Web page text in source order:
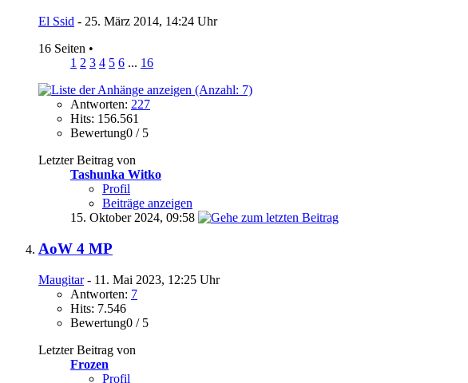
El Ssid - 25. März 2014, 14:24 Uhr
16 Seiten •
1 2 3 4 5 6 ... 16
Antworten: 227
Hits: 156.561
Bewertung0 / 5
Letzter Beitrag von
Tashunka Witko
Profil
Beiträge anzeigen
15. Oktober 2024, 09:58
AoW 4 MP
Maugitar- 11. Mai 2023, 12:25 Uhr
Antworten: 7
Hits: 7.546
Bewertung0 / 5
Letzter Beitrag von
Frozen
Profil